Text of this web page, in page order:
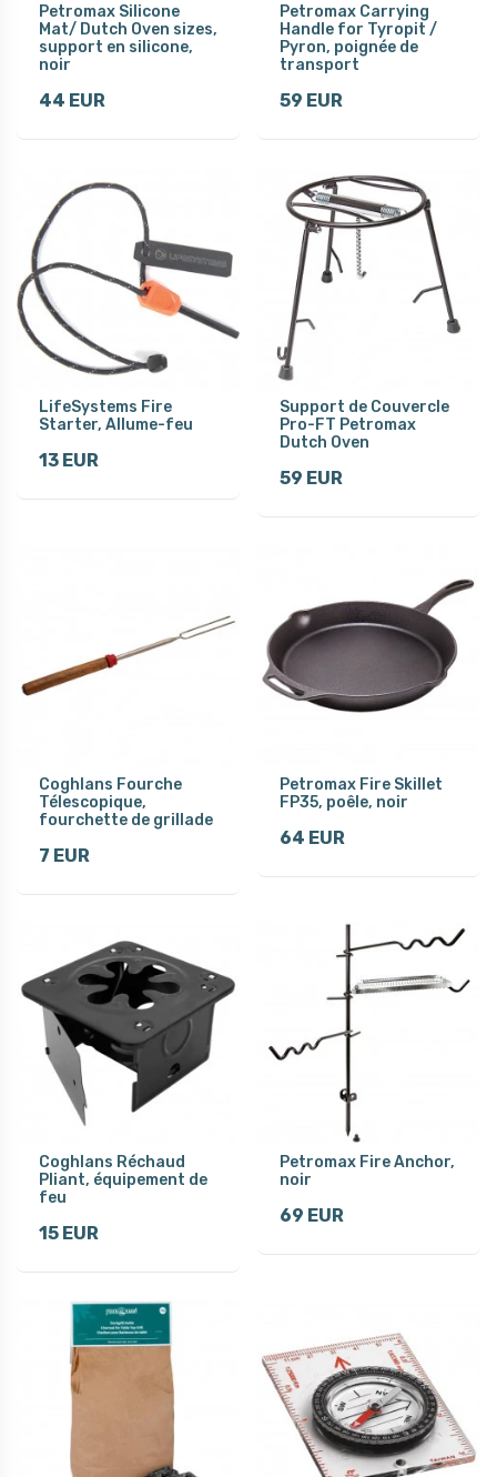
Petromax Silicone
Mat/ Dutch Oven sizes,
support en silicone,
noir
44 EUR
Petromax Carrying
Handle for Tyropit /
Pyron, poignée de
transport
59 EUR
LifeSystems Fire
Starter, Allume-feu
13 EUR
Support de Couvercle
Pro-FT Petromax
Dutch Oven
59 EUR
Coghlans Fourche
Télescopique,
fourchette de grillade
7 EUR
Petromax Fire Skillet
FP35, poêle, noir
64 EUR
Coghlans Réchaud
Pliant, équipement de
feu
15 EUR
Petromax Fire Anchor,
noir
69 EUR